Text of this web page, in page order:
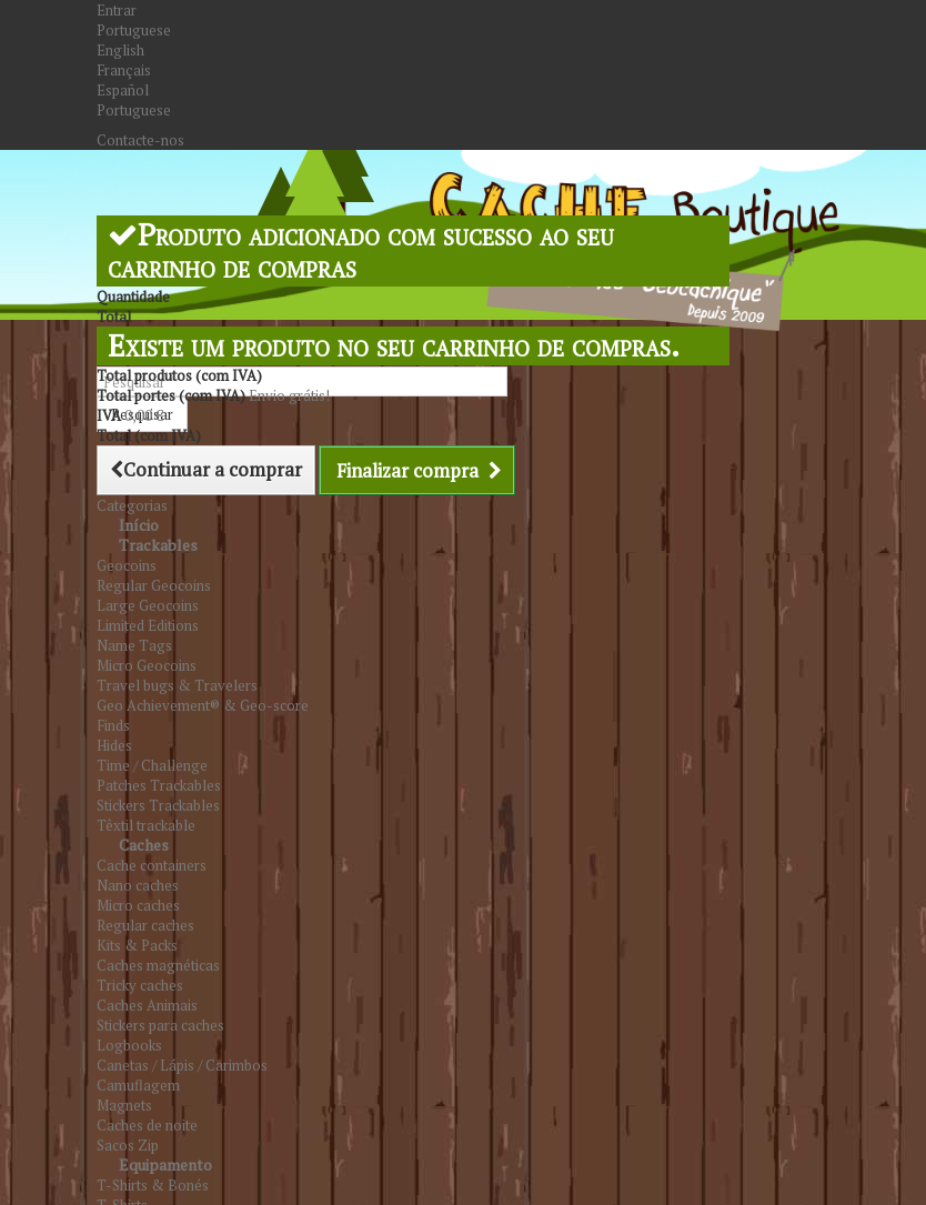
Entrar
Portuguese
English
Français
Español
Portuguese
Contacte-nos
Pesquisar
Produto adicionado com sucesso ao seu
carrinho de compras
Quantidade
Total
Existe um produto no seu carrinho de compras.
Total produtos (com IVA)
Total portes (com IVA)Envio grátis!
IVA0,00 €
Total (com IVA)
Continuar a comprar Finalizar compra
Categorias
Início
Trackables
Geocoins
Regular Geocoins
Large Geocoins
Limited Editions
Name Tags
Micro Geocoins
Travel bugs & Travelers
Geo Achievement® & Geo-score
Finds
Hides
Time / Challenge
Patches Trackables
Stickers Trackables
Têxtil trackable
Caches
Cache containers
Nano caches
Micro caches
Regular caches
Kits & Packs
Caches magnéticas
Tricky caches
Caches Animais
Stickers para caches
Logbooks
Canetas / Lápis / Carimbos
Camuflagem
Magnets
Caches de noite
Sacos Zip
Equipamento
T-Shirts & Bonés